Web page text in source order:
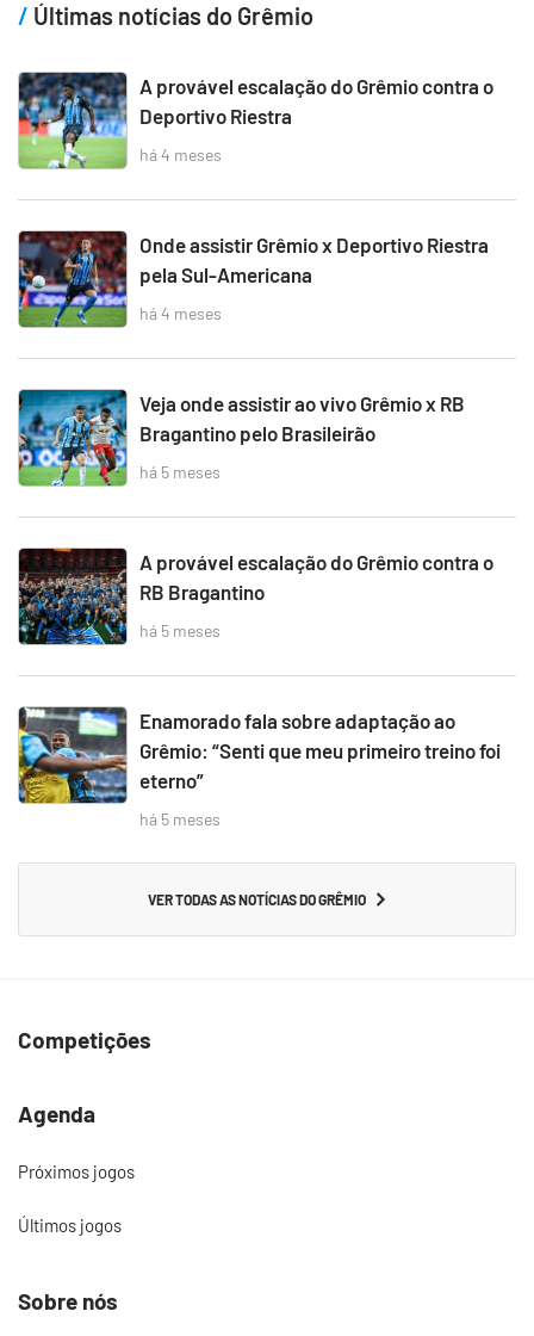
Últimas notícias do Grêmio
A provável escalação do Grêmio contra o
Deportivo Riestra
há 4 meses
Onde assistir Grêmio x Deportivo Riestra
pela Sul-Americana
há 4 meses
Veja onde assistir ao vivo Grêmio x RB
Bragantino pelo Brasileirão
há 5 meses
A provável escalação do Grêmio contra o
RB Bragantino
há 5 meses
Enamorado fala sobre adaptação ao
Grêmio: “Senti que meu primeiro treino foi
eterno”
há 5 meses
VER TODAS AS NOTÍCIAS DO GRÊMIO
Competições
Agenda
Próximos jogos
Últimos jogos
Sobre nós